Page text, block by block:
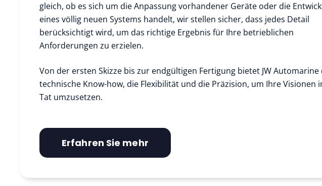
gleich, ob es sich um die Anpassung vorhandener Geräte oder die
eines völlig neuen Systems handelt, wir stellen sicher, dass jedes Detail
berücksichtigt wird, um das richtige Ergebnis für Ihre betrieblichen
Anforderungen zu erzielen.
Von der ersten Skizze bis zur endgültigen Fertigung bietet JW Automarine
technische Know-how, die Flexibilität und die Präzision, um Ihre Visionen
Tat umzusetzen.
Erfahren Sie mehr